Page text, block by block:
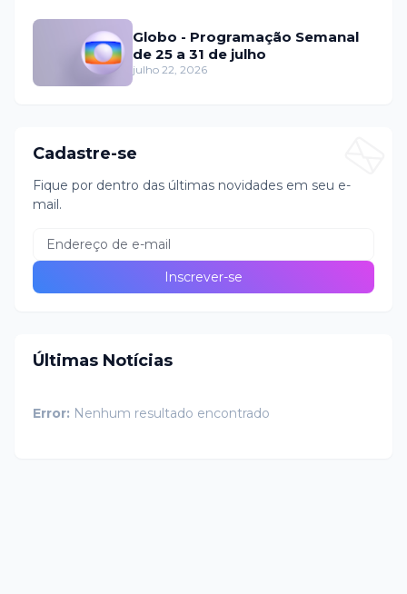
Globo - Programação Semanal
de 25 a 31 de julho
julho 22, 2026
Cadastre-se
Fique por dentro das últimas novidades em seu e-
mail.
Últimas Notícias
Error: Nenhum resultado encontrado